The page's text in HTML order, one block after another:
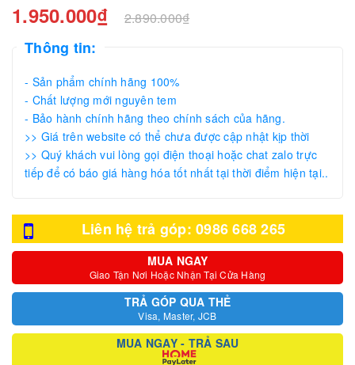
1.950.000₫ 2.890.000₫
Thông tin:
- Sản phẩm chính hãng 100%
- Chất lượng mới nguyên tem
- Bảo hành chính hãng theo chính sách của hãng.
>> Giá trên website có thể chưa được cập nhật kịp thời
>> Quý khách vui lòng gọi điện thoại hoặc chat zalo trực
tiếp để có báo giá hàng hóa tốt nhất tại thời điểm hiện tại..
Liên hệ trả góp: 0986 668 265
MUA NGAY
Giao Tận Nơi Hoặc Nhận Tại Cửa Hàng
TRẢ GÓP QUA THẺ
Visa, Master, JCB
MUA NGAY - TRẢ SAU